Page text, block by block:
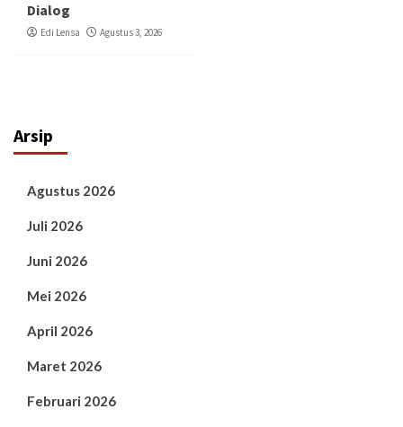
Dialog
Edi Lensa Agustus 3, 2026
Arsip
Agustus 2026
Juli 2026
Juni 2026
Mei 2026
April 2026
Maret 2026
Februari 2026